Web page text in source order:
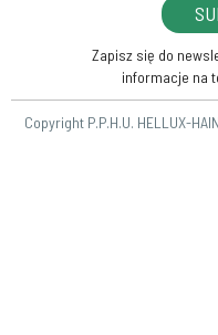
Zapisz się do
informacje na
Copyright P.P.H.U. HELLUX-